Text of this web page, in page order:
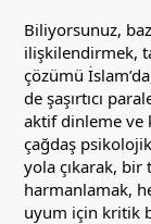
Biliyorsunuz,
ilişkilendirmek,
çözümü
de şaşırtıcı
aktif dinleme ve
çağdaş
yola çıkarak, bir
harmanlamak,
uyum için kritik